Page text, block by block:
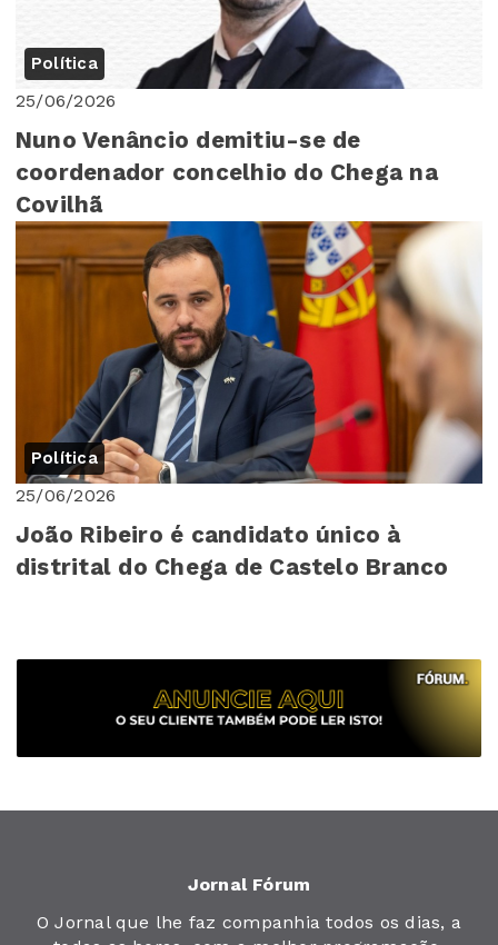
Política
25/06/2026
Nuno Venâncio demitiu-se de
coordenador concelhio do Chega na
Covilhã
Política
25/06/2026
João Ribeiro é candidato único à
distrital do Chega de Castelo Branco
Jornal Fórum
O Jornal que lhe faz companhia todos os dias, a